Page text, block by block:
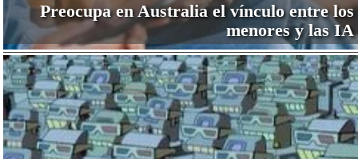
Preocupa en Australia el vínculo entre los
menores y las IA